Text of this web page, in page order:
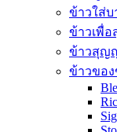
ข้าวใส่บ
ข้าวเพื่
ข้าวสุญ
ข้าวขอ